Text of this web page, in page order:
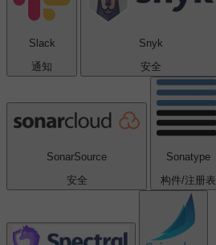
Slack
通知
Snyk
安全
SonarSource
安全
Sonatype
构件/注册表